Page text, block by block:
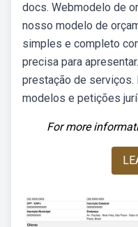
docs. Webmodelo de
nosso modelo de
simples e completo
precisa para
prestação de serviços.
modelos e petições
For more